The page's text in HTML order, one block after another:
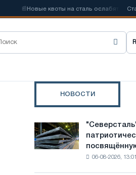
квоты на сталь ослабят конкуренцию
В
б
т
ь
НОВОСТИ
"Северсталь"
поддержала
патриотическую
06-08-2026, 13:01